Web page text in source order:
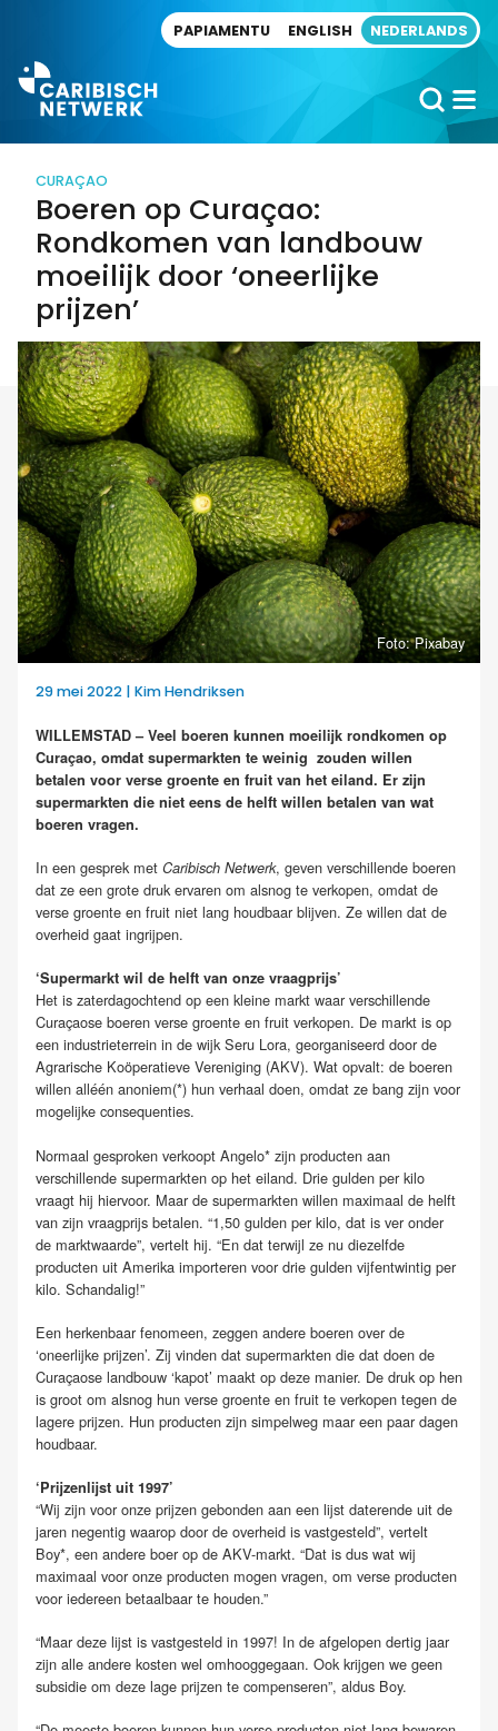
PAPIAMENTU ENGLISH NEDERLANDS
CURAÇAO
Boeren op Curaçao:
Rondkomen van landbouw
moeilijk door ‘oneerlijke
prijzen’
Foto: Pixabay
29 mei 2022 | Kim Hendriksen
WILLEMSTAD – Veel boeren kunnen moeilijk rondkomen op
Curaçao, omdat supermarkten te weinig zouden willen
betalen voor verse groente en fruit van het eiland. Er zijn
supermarkten die niet eens de helft willen betalen van wat
boeren vragen.
In een gesprek met Caribisch Netwerk, geven verschillende boeren
dat ze een grote druk ervaren om alsnog te verkopen, omdat de
verse groente en fruit niet lang houdbaar blijven. Ze willen dat de
overheid gaat ingrijpen.
‘Supermarkt wil de helft van onze vraagprijs’
Het is zaterdagochtend op een kleine markt waar verschillende
Curaçaose boeren verse groente en fruit verkopen. De markt is op
een industrieterrein in de wijk Seru Lora, georganiseerd door de
Agrarische Koöperatieve Vereniging (AKV). Wat opvalt: de boeren
willen alléén anoniem(*) hun verhaal doen, omdat ze bang zijn voor
mogelijke consequenties.
Normaal gesproken verkoopt Angelo* zijn producten aan
verschillende supermarkten op het eiland. Drie gulden per kilo
vraagt hij hiervoor. Maar de supermarkten willen maximaal de helft
van zijn vraagprijs betalen. “1,50 gulden per kilo, dat is ver onder
de marktwaarde”, vertelt hij. “En dat terwijl ze nu diezelfde
producten uit Amerika importeren voor drie gulden vijfentwintig per
kilo. Schandalig!”
Een herkenbaar fenomeen, zeggen andere boeren over de
‘oneerlijke prijzen’. Zij vinden dat supermarkten die dat doen de
Curaçaose landbouw ‘kapot’ maakt op deze manier. De druk op hen
is groot om alsnog hun verse groente en fruit te verkopen tegen de
lagere prijzen. Hun producten zijn simpelweg maar een paar dagen
houdbaar.
‘Prijzenlijst uit 1997’
“Wij zijn voor onze prijzen gebonden aan een lijst daterende uit de
jaren negentig waarop door de overheid is vastgesteld”, vertelt
Boy*, een andere boer op de AKV-markt. “Dat is dus wat wij
maximaal voor onze producten mogen vragen, om verse producten
voor iedereen betaalbaar te houden.”
“Maar deze lijst is vastgesteld in 1997! In de afgelopen dertig jaar
zijn alle andere kosten wel omhooggegaan. Ook krijgen we geen
subsidie om deze lage prijzen te compenseren”, aldus Boy.